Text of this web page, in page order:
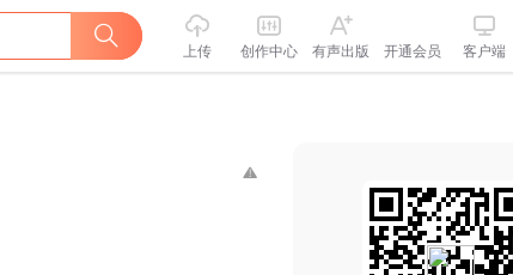
上传 创作中心 有声出版 开通会员 客户端